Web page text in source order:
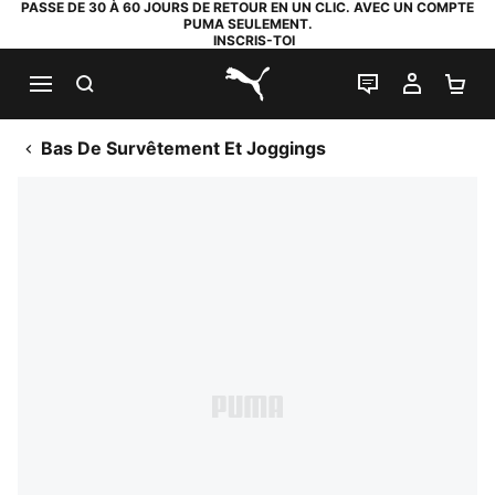
PASSE DE 30 À 60 JOURS DE RETOUR EN UN CLIC. AVEC UN COMPTE
PUMA SEULEMENT.
INSCRIS-TOI
PUMA.com
LIVE CHAT
MON
Bas De Survêtement Et Joggings